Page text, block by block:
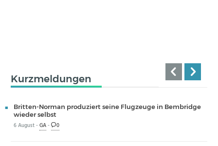
Kurzmeldungen
Britten-Norman produziert seine Flugzeuge in Bembridge
wieder selbst
6 August -GA- 0